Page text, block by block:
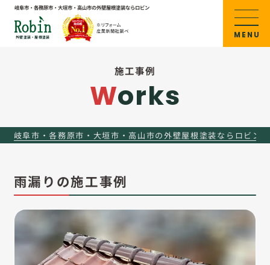
岐阜市・各務原市・大垣市・高山市の外壁屋根塗装ならロビン
外壁塗装・屋根塗装 MENU
施工事例
Works
岐阜市・各務原市・大垣市・高山市の外壁屋根塗装ならロビン
雨漏りの施工事例